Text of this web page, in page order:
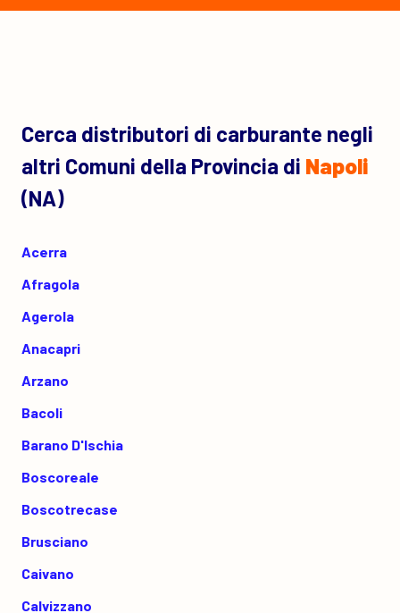
Cerca distributori di carburante negli
altri Comuni della Provincia di Napoli
(NA)
Acerra
Afragola
Agerola
Anacapri
Arzano
Bacoli
Barano D'Ischia
Boscoreale
Boscotrecase
Brusciano
Caivano
Calvizzano